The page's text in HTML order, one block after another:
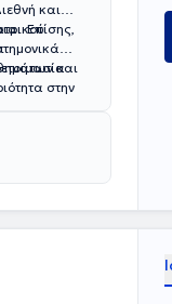
και
Επίσης,
στην